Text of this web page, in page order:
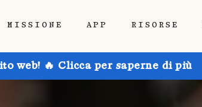
MISSIONE APP RISORSE
web! 🔥 Clicca per saperne di più